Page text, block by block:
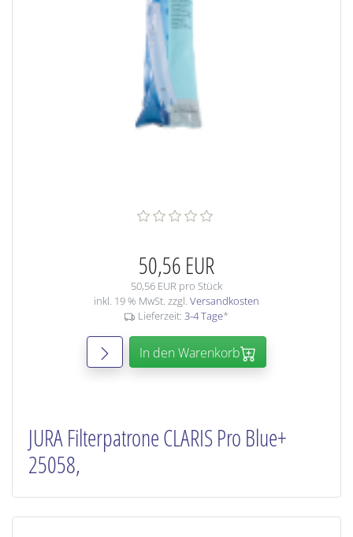
50,56 EUR
50,56 EUR pro Stück
inkl. 19 % MwSt. zzgl. Versandkosten
Lieferzeit: 3-4 Tage*
In den Warenkorb
JURA Filterpatrone CLARIS Pro Blue+
25058,